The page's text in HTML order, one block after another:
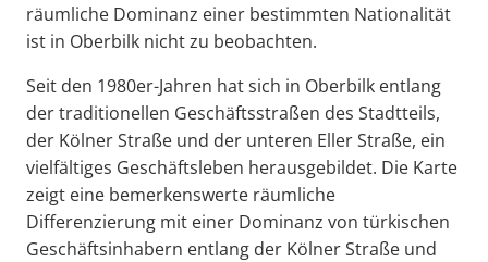
räumliche Dominanz einer bestimmten Nationalität
ist in Oberbilk nicht zu beobachten.
Seit den 1980er-Jahren hat sich in Oberbilk entlang
der traditionellen Geschäftsstraßen des Stadtteils,
der Kölner Straße und der unteren Eller Straße, ein
vielfältiges Geschäftsleben herausgebildet. Die Karte
zeigt eine bemerkenswerte räumliche
Differenzierung mit einer Dominanz von türkischen
Geschäftsinhabern entlang der Kölner Straße und